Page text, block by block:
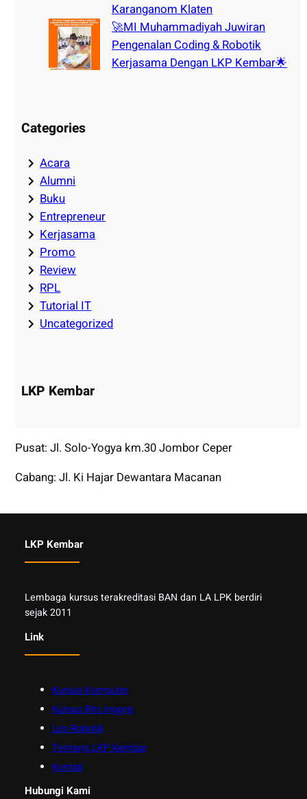
Karanganom Klaten
🚀MI Muhammadiyah Juwiran
Pengenalan Coding & Robotik
Kerjasama Dengan LKP Kembar🌟
Categories
Acara
Alumni
Buku
Entrepreneur
Kerjasama
Promo
Review
RPL
Tutorial IT
Uncategorized
LKP Kembar
Pusat: Jl. Solo-Yogya km.30 Jombor Ceper
Cabang: Jl. Ki Hajar Dewantara Macanan
LKP Kembar
Lembaga kursus terakreditasi BAN dan LA LPK berdiri
sejak 2011
Link
Kursus Komputer
Kursus Bhs Inggris
Les Robotik
Tentang LKP Kembar
Kontak
Hubungi Kami